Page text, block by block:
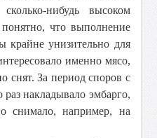
нибудь высоком
что выполнение
крайне унизительно для
именно мясо,
снят. За период споров с
раз накладывало эмбарго,
снимало, например, на